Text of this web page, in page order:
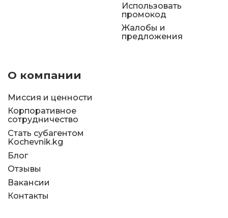
Использовать
промокод
Жалобы и
предложения
О компании
Миссия и ценности
Корпоративное
сотрудничество
Стать субагентом
Kochevnik.kg
Блог
Отзывы
Вакансии
Контакты